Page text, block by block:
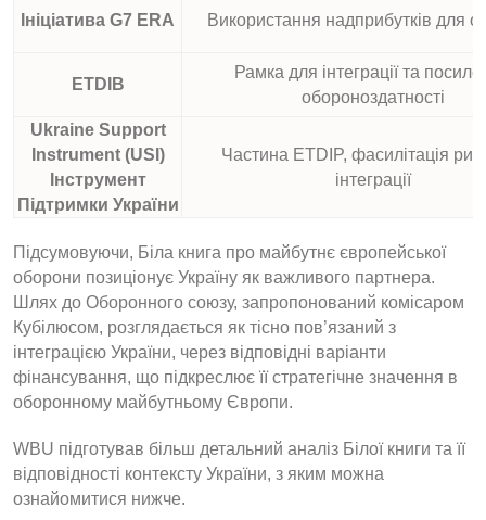
Ініціатива G7 ERA Використання надприбутків для
ETDIB
Рамка для інтеграції та
обороноздатності
Ukraine Support
Instrument (USI)
Інструмент
Підтримки України
Частина ETDIP, фасилітація
інтеграції
Підсумовуючи, Біла книга про майбутнє європейської
оборони позиціонує Україну як важливого партнера.
Шлях до Оборонного союзу, запропонований комісаром
Кубілюсом, розглядається як тісно пов’язаний з
інтеграцією України, через відповідні варіанти
фінансування, що підкреслює її стратегічне значення в
оборонному майбутньому Європи.
WBU підготував більш детальний аналіз Білої книги та її
відповідності контексту України, з яким можна
ознайомитися нижче.